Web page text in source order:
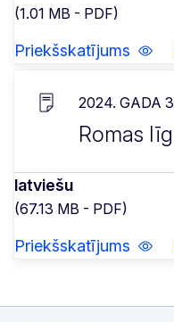
(1.01 MB - PDF)
Priekšskatījums
2024. GADA
Romas
latviešu
(67.13 MB - PDF)
Priekšskatījums